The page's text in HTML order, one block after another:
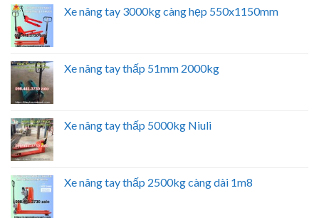
Xe nâng tay 3000kg càng hẹp 550x1150mm
Xe nâng tay thấp 51mm 2000kg
Xe nâng tay thấp 5000kg Niuli
Xe nâng tay thấp 2500kg càng dài 1m8